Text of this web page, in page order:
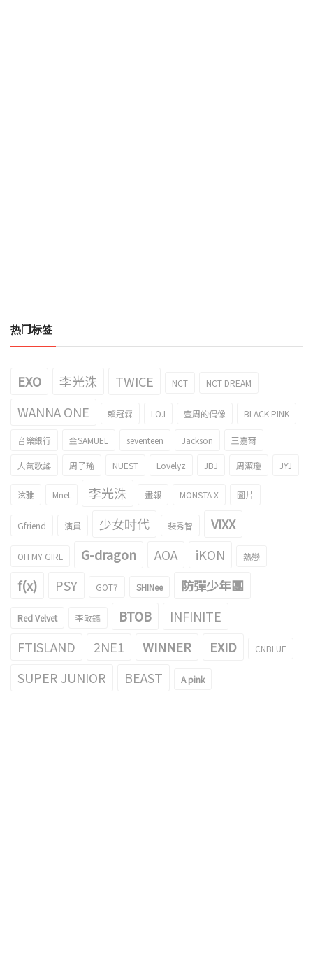
热门标签
EXO 李光洙 TWICE NCT NCT DREAM
WANNA ONE 賴冠霖 I.O.I 壹周的偶像 BLACK PINK
音樂銀行 金SAMUEL seventeen Jackson 王嘉爾
人氣歌謠 周子瑜 NUEST Lovelyz JBJ 周潔瓊 JYJ
泫雅 Mnet 李光洙 畫報 MONSTA X 圖片
Gfriend 演員 少女时代 裴秀智 VIXX
OH MY GIRL G-dragon AOA iKON 熱戀
f(x) PSY GOT7 SHINee 防彈少年團
Red Velvet 李敏鎬 BTOB
INFINITE
FTISLAND
2NE1 WINNER EXID CNBLUE
SUPER JUNIOR BEAST A pink